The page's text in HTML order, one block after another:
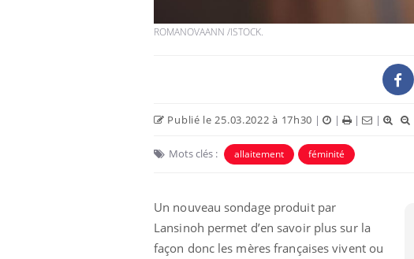
ROMANOVAANN /ISTOCK.
Publié le 25.03.2022 à 17h30 | | | |
Mots clés : allaitement féminité
Un nouveau sondage produit par
Lansinoh permet d’en savoir plus sur la
façon donc les mères françaises vivent ou